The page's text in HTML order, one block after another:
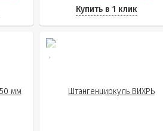
Купить в 1 клик